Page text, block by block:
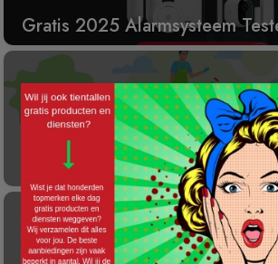
Gratis 2025 Alarmsysteem
Laat éénmalig GRATIS je